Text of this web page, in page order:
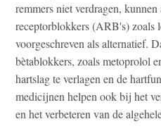
remmers niet verdragen,
receptorblokkers (ARB's) zoals
voorgeschreven als alternatief.
bètablokkers, zoals metoprolol
hartslag te verlagen en de
medicijnen helpen ook bij het
en het verbeteren van de